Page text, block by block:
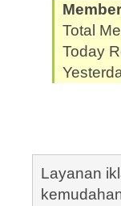
Total
Today
Layanan